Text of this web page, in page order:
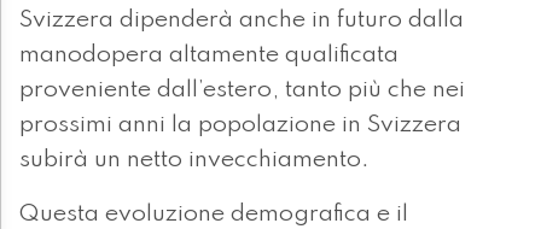
Svizzera dipenderà anche in futuro dalla
manodopera altamente qualificata
proveniente dall’estero, tanto più che nei
prossimi anni la popolazione in Svizzera
subirà un netto invecchiamento.
Questa evoluzione demografica e il